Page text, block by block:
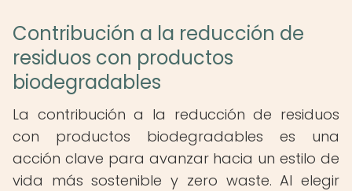
Contribución a la reducción de
residuos con productos
biodegradables
La contribución a la reducción de residuos
con productos biodegradables es una
acción clave para avanzar hacia un estilo de
vida más sostenible y zero waste. Al elegir